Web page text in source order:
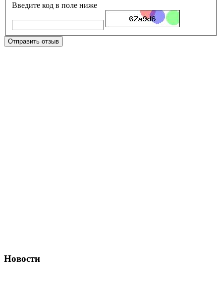
Введите код в поле ниже
Отправить отзыв
Новости